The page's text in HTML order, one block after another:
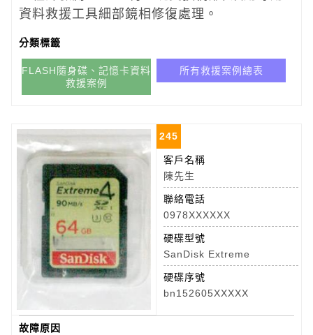
資料救援工具細部鏡相修復處理。
分類標籤
FLASH隨身碟、記憶卡資料
救援案例
所有救援案例總表
245
客戶名稱
陳先生
聯絡電話
0978XXXXXX
硬碟型號
SanDisk Extreme
硬碟序號
bn152605XXXXX
故障原因